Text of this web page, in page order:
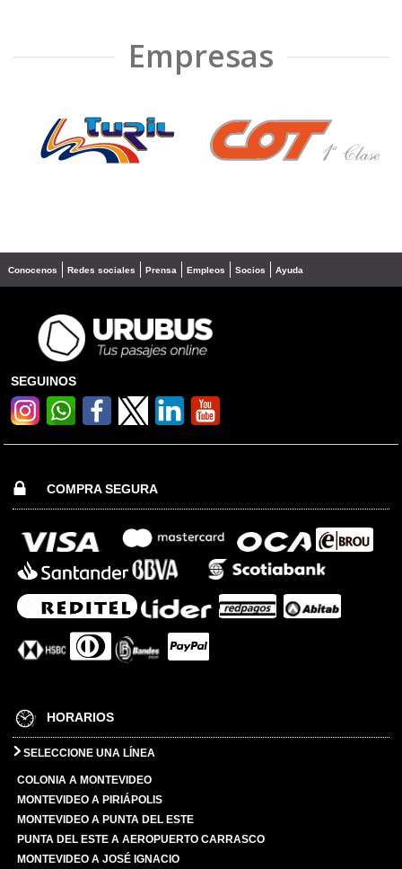
Empresas
❮ ❯
Conocenos Redes sociales Prensa Empleos Socios Ayuda
SEGUINOS
COMPRA SEGURA
HORARIOS
SELECCIONE UNA LÍNEA
COLONIA A MONTEVIDEO
MONTEVIDEO A PIRIÁPOLIS
MONTEVIDEO A PUNTA DEL ESTE
PUNTA DEL ESTE A AEROPUERTO CARRASCO
MONTEVIDEO A JOSÉ IGNACIO